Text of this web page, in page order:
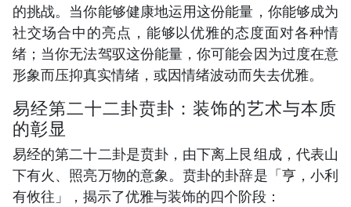
的挑战。当你能够健康地运用这份能量，你能够成为
社交场合中的亮点，能够以优雅的态度面对各种情
绪；当你无法驾驭这份能量，你可能会因为过度在意
形象而压抑真实情绪，或因情绪波动而失去优雅。
易经第二十二卦贲卦：装饰的艺术与本质
的彰显
易经的第二十二卦是贲卦，由下离上艮组成，代表山
下有火、照亮万物的意象。贲卦的卦辞是「亨，小利
有攸往」，揭示了优雅与装饰的四个阶段：